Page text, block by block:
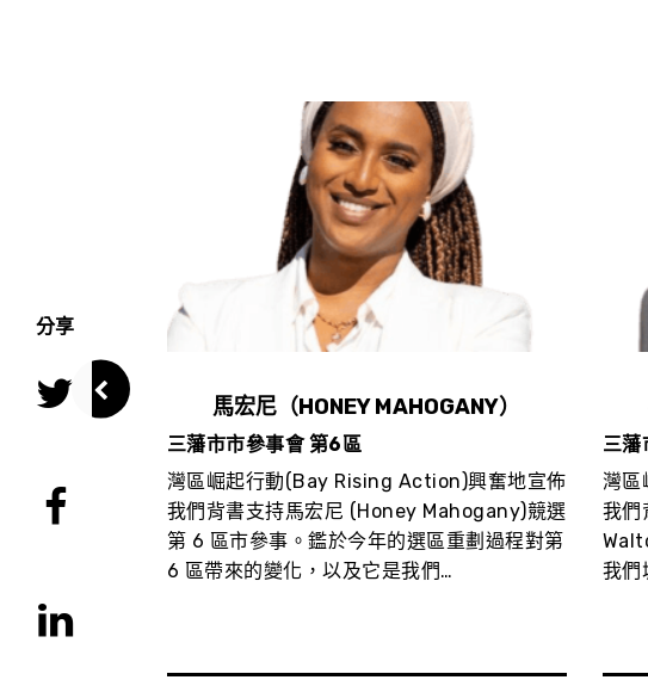
分享
興奮地宣佈
Mar)競選
馬宏尼（HONEY MAHOGANY）
三藩市市參事會 第6區
灣區崛起行動(Bay Rising Action)興奮地宣佈
我們背書支持馬宏尼 (Honey Mahogany)競選
第 6 區市參事。鑑於今年的選區重劃過程對第
6 區帶來的變化，以及它是我們…
三藩
灣區
我們
我們